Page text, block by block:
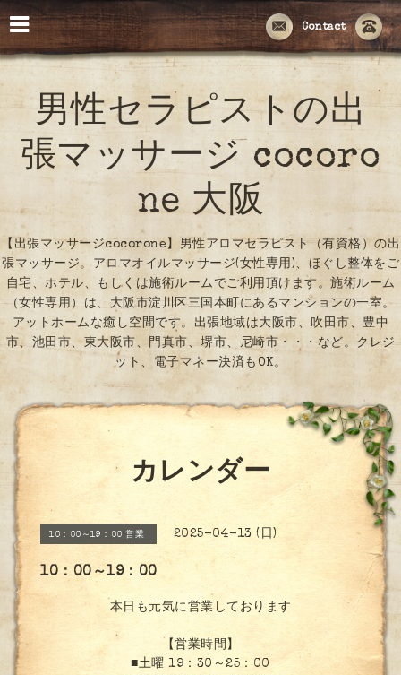
Contact
男性セラピストの出
張マッサージ cocoro
ne 大阪
【出張マッサージcocorone】男性アロマセラピスト（有資格）の出
張マッサージ。アロマオイルマッサージ(女性専用)、ほぐし整体をご
自宅、ホテル、もしくは施術ルームでご利用頂けます。施術ルーム
（女性専用）は、大阪市淀川区三国本町にあるマンションの一室。
アットホームな癒し空間です。出張地域は大阪市、吹田市、豊中
市、池田市、東大阪市、門真市、堺市、尼崎市・・・など。クレジ
ット、電子マネー決済もOK。
カレンダー
10：00～19：00 営業 2025-04-13 (日)
10：00～19：00
本日も元気に営業しております
【営業時間】
■土曜 19：30～25：00